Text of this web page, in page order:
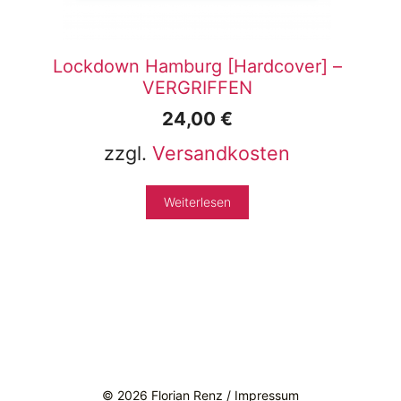
Lockdown Hamburg [Hardcover] –
VERGRIFFEN
24,00 €
zzgl. Versandkosten
Weiterlesen
© 2026 Florian Renz / Impressum